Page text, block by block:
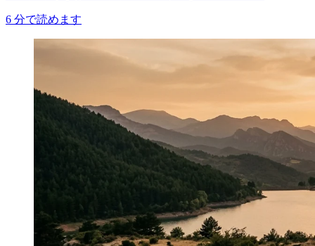
6 分で読めます